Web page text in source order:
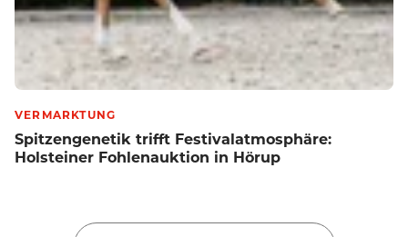
VERMARKTUNG
Spitzengenetik trifft Festivalatmosphäre:
Holsteiner Fohlenauktion in Hörup